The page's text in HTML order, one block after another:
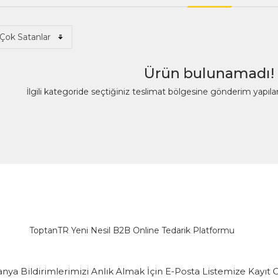
Ürün bulunamadı!
İlgili kategoride seçtiğiniz teslimat bölgesine gönderim
ToptanTR Yeni Nesil B2B Online Tedarik Platformu
Bildirimlerimizi Anlık Almak İçin E-Posta Listemize Kayıt